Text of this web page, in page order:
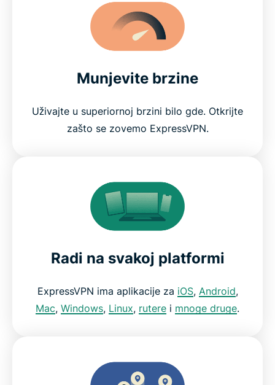
Munjevite brzine
Uživajte u superiornoj brzini bilo gde. Otkrijte
zašto se zovemo ExpressVPN.
Radi na svakoj platformi
ExpressVPN ima aplikacije za iOS, Android,
Mac, Windows, Linux, rutere i mnoge druge.